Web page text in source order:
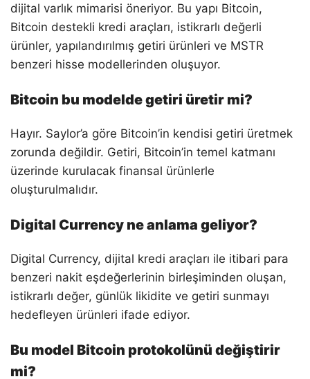
dijital varlık mimarisi öneriyor. Bu yapı Bitcoin,
Bitcoin destekli kredi araçları, istikrarlı değerli
ürünler, yapılandırılmış getiri ürünleri ve MSTR
benzeri hisse modellerinden oluşuyor.
Bitcoin bu modelde getiri üretir mi?
Hayır. Saylor’a göre Bitcoin’in kendisi getiri üretmek
zorunda değildir. Getiri, Bitcoin’in temel katmanı
üzerinde kurulacak finansal ürünlerle
oluşturulmalıdır.
Digital Currency ne anlama geliyor?
Digital Currency, dijital kredi araçları ile itibari para
benzeri nakit eşdeğerlerinin birleşiminden oluşan,
istikrarlı değer, günlük likidite ve getiri sunmayı
hedefleyen ürünleri ifade ediyor.
Bu model Bitcoin protokolünü değiştirir
mi?